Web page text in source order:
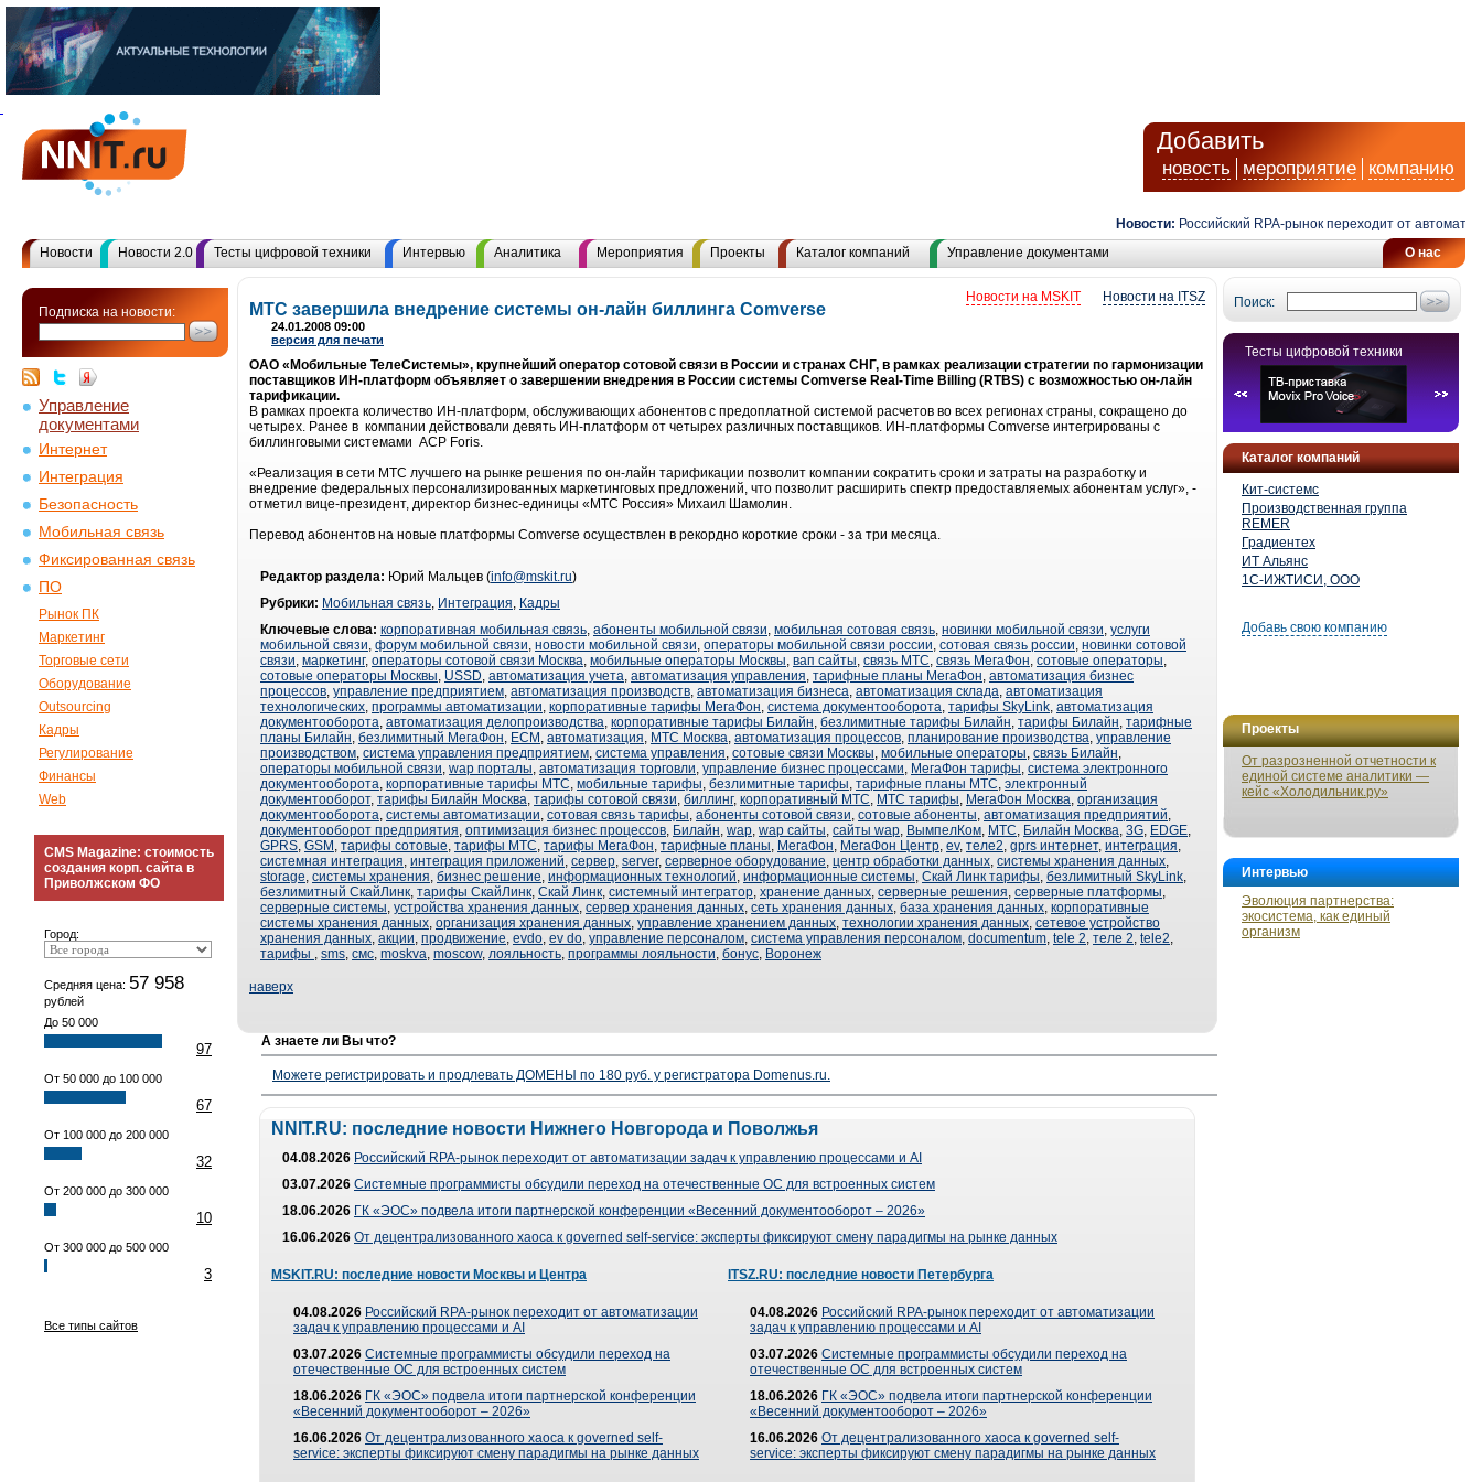
Добавить
новость мероприятие компанию
Новости: Российский RPA-рынок переходит от
О нас
Новости Новости 2.0 Тесты цифровой техники Интервью Аналитика Мероприятия Проекты Каталог компаний Управление документами
Подписка на новости:
Управление
документами
Интернет
Интеграция
Безопасность
Мобильная связь
Фиксированная связь
ПО
Рынок ПК
Маркетинг
Торговые сети
Оборудование
Outsourcing
Кадры
Регулирование
Финансы
Web
CMS Magazine: стоимость
создания корп. сайта в
Приволжском ФО
Город:
Средняя цена: 57 958
рублей
До 50 000
97
От 50 000 до 100 000
67
От 100 000 до 200 000
32
От 200 000 до 300 000
10
От 300 000 до 500 000
3
Все типы сайтов
Поиск:
Тесты цифровой техники
Каталог компаний
Кит-системс
Производственная группа
REMER
Градиентех
ИТ Альянс
1С-ИЖТИСИ, ООО
Добавь свою компанию
Проекты
От разрозненной отчетности к
единой системе аналитики —
кейс «Холодильник.ру»
Интервью
Эволюция партнерства:
экосистема, как единый
организм
Новости на ITSZ
Новости на MSKIT
МТС завершила внедрение системы он-лайн биллинга Comverse
24.01.2008 09:00
версия для печати
ОАО «Мобильные ТелеСистемы», крупнейший оператор сотовой связи в России и странах СНГ, в рамках реализации стратегии по гармонизации
поставщиков ИН-платформ объявляет о завершении внедрения в России системы Comverse Real-Time Billing (RTBS) с возможностью он-лайн
тарификации.
В рамках проекта количество ИН-платформ, обслуживающих абонентов с предоплатной системой расчетов во всех регионах страны, сокращено до
четырех. Ранее в компании действовали девять ИН-платформ от четырех различных поставщиков. ИН-платформы Comverse интегрированы с
биллинговыми системами АСР Foris.
«Реализация в сети МТС лучшего на рынке решения по он-лайн тарификации позволит компании сократить сроки и затраты на разработку и
внедрение федеральных персонализированных маркетинговых предложений, что позволит расширить спектр предоставляемых абонентам услуг», -
отметил вице-президент, директор бизнес-единицы «МТС Россия» Михаил Шамолин.
Перевод абонентов на новые платформы Comverse осуществлен в рекордно короткие сроки - за три месяца.
Редактор раздела: Юрий Мальцев (info@mskit.ru)
Рубрики: Мобильная связь, Интеграция, Кадры
Ключевые слова: корпоративная мобильная связь, абоненты мобильной связи, мобильная сотовая связь, новинки мобильной связи, услуги
мобильной связи, форум мобильной связи, новости мобильной связи, операторы мобильной связи россии, сотовая связь россии, новинки сотовой
связи, маркетинг, операторы сотовой связи Москва, мобильные операторы Москвы, вап сайты, связь МТС, связь МегаФон, сотовые операторы,
сотовые операторы Москвы, USSD, автоматизация учета, автоматизация управления, тарифные планы МегаФон, автоматизация бизнес
процессов, управление предприятием, автоматизация производств, автоматизация бизнеса, автоматизация склада, автоматизация
технологических, программы автоматизации, корпоративные тарифы МегаФон, система документооборота, тарифы SkyLink, автоматизация
документооборота, автоматизация делопроизводства, корпоративные тарифы Билайн, безлимитные тарифы Билайн, тарифы Билайн, тарифные
планы Билайн, безлимитный МегаФон, ECM , автоматизация, МТС Москва, автоматизация процессов, планирование производства, управление
производством, система управления предприятием, система управления, сотовые связи Москвы, мобильные операторы, связь Билайн,
операторы мобильной связи, wap порталы, автоматизация торговли, управление бизнес процессами, МегаФон тарифы, система электронного
документооборота, корпоративные тарифы МТС, мобильные тарифы, безлимитные тарифы, тарифные планы МТС, электронный
документооборот, тарифы Билайн Москва, тарифы сотовой связи, биллинг, корпоративный МТС, МТС тарифы, МегаФон Москва, организация
документооборота, системы автоматизации, сотовая связь тарифы, абоненты сотовой связи, сотовые абоненты, автоматизация предприятий,
документооборот предприятия, оптимизация бизнес процессов, Билайн, wap, wap сайты, сайты wap, ВымпелКом, МТС, Билайн Москва, 3G, EDGE,
GPRS, GSM , тарифы сотовые, тарифы МТС, тарифы МегаФон, тарифные планы, МегаФон, МегаФон Центр, ev, теле2, gprs интернет, интеграция,
системная интеграция, интеграция приложений, сервер, server, серверное оборудование, центр обработки данных, системы хранения данных,
storage, системы хранения, бизнес решение, информационных технологий, информационные системы, Скай Линк тарифы, безлимитный SkyLink,
безлимитный СкайЛинк, тарифы СкайЛинк, Скай Линк, системный интегратор, хранение данных, серверные решения, серверные платформы,
серверные системы, устройства хранения данных, сервер хранения данных, сеть хранения данных, база хранения данных, корпоративные
системы хранения данных, организация хранения данных, управление хранением данных, технологии хранения данных, сетевое устройство
хранения данных, акции, продвижение, evdo, ev do, управление персоналом, система управления персоналом, documentum, tele 2, теле 2, tele2,
тарифы , sms, смс, moskva, moscow, лояльность, программы лояльности, бонус, Воронеж
наверх
А знаете ли Вы что?
Можете регистрировать и продлевать ДОМЕНЫ по 180 руб. у регистратора Domenus.ru.
NNIT.RU: последние новости Нижнего Новгорода и Поволжья
04.08.2026 Российский RPA-рынок переходит от автоматизации задач к управлению процессами и AI
03.07.2026 Системные программисты обсудили переход на отечественные ОС для встроенных систем
18.06.2026 ГК «ЭОС» подвела итоги партнерской конференции «Весенний документооборот – 2026»
16.06.2026 От децентрализованного хаоса к governed self-service: эксперты фиксируют смену парадигмы на рынке данных
MSKIT.RU: последние новости Москвы и Центра
04.08.2026 Российский RPA-рынок переходит от автоматизации
задач к управлению процессами и AI
03.07.2026 Системные программисты обсудили переход на
отечественные ОС для встроенных систем
18.06.2026 ГК «ЭОС» подвела итоги партнерской конференции
«Весенний документооборот – 2026»
16.06.2026 От децентрализованного хаоса к governed self-
service: эксперты фиксируют смену парадигмы на рынке данных
ITSZ.RU: последние новости Петербурга
04.08.2026 Российский RPA-рынок переходит от автоматизации
задач к управлению процессами и AI
03.07.2026 Системные программисты обсудили переход на
отечественные ОС для встроенных систем
18.06.2026 ГК «ЭОС» подвела итоги партнерской конференции
«Весенний документооборот – 2026»
16.06.2026 От децентрализованного хаоса к governed self-
service: эксперты фиксируют смену парадигмы на рынке данных